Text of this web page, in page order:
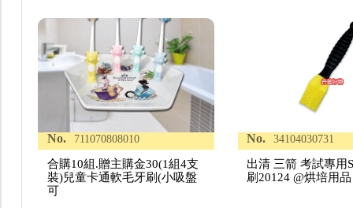
No. 711070808010
合購10組.贈主購金30(1組4支
裝)兒童卡通軟毛牙刷(小吸盤
可
No. 34104030731
出清 三箭 考試專用
刷20124 @烘培用